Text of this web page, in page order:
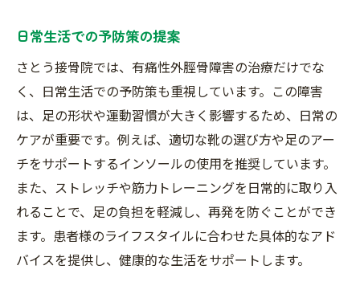
みずほ台駅からすぐ！さとう接骨院の効果的な
施術方法
接骨院での施術の具体的な内容
短期間で効果を実感するための施術
個別対応が生む高い施術効果
施術後のケア体制とその重要性
心地よい施術環境の実現
施術成果を高めるための継続サポート
日常生活での予防策の提案
さとう接骨院では、有痛性外脛骨障害の治療だけでな
く、日常生活での予防策も重視しています。この障害
は、足の形状や運動習慣が大きく影響するため、日常の
ケアが重要です。例えば、適切な靴の選び方や足のアー
チをサポートするインソールの使用を推奨しています。
また、ストレッチや筋力トレーニングを日常的に取り入
れることで、足の負担を軽減し、再発を防ぐことができ
ます。患者様のライフスタイルに合わせた具体的なアド
バイスを提供し、健康的な生活をサポートします。